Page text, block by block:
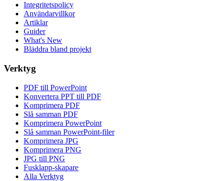
Integritetspolicy
Användarvillkor
Artiklar
Guider
What's New
Bläddra bland projekt
Verktyg
PDF till PowerPoint
Konvertera PPT till PDF
Komprimera PDF
Slå samman PDF
Komprimera PowerPoint
Slå samman PowerPoint-filer
Komprimera JPG
Komprimera PNG
JPG till PNG
Fusklapp-skapare
Alla Verktyg